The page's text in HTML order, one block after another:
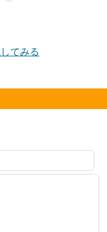
てみる